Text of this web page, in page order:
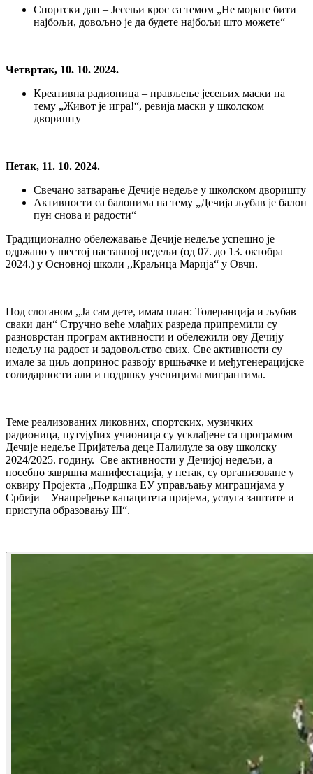
Спортски дан – Јесењи крос са темом „Не морате бити
најбољи, довољно је да будете најбољи што можете“
Четвртак, 10. 10. 2024.
Креативна радионица – прављење јесењих маски на
тему „Живот је игра!“, ревија маски у школском
дворишту
Петак, 11. 10. 2024.
Свечано затварање Дечије недеље у школском дворишту
Активности са балонима на тему „Дечија љубав је балон
пун снова и радости“
Традиционално обележавање Дечије недеље успешно је
одржано у шестој наставној недељи (од 07. до 13. октобра
2024.) у Основној школи ,,Краљица Марија“ у Овчи.
Под слоганом ,,Ја сам дете, имам план: Толеранција и љубав
сваки дан“ Стручно веће млађих разреда припремили су
разноврстан програм активности и обележили ову Дечију
недељу на радост и задовољство свих. Све активности су
имале за циљ допринос развоју вршњачке и међугенерацијске
солидарности али и подршку ученицима мигрантима.
Теме реализованих ликовних, спортских, музичких
радионица, путујућих учионица су усклађене са програмом
Дечије недеље Пријатеља деце Палилуле за ову школску
2024/2025. годину. Све активности у Дечијој недељи, а
посебно завршна манифестација, у петак, су организоване у
оквиру Пројекта „Подршка ЕУ управљању миграцијама у
Србији – Унапређење капацитета пријема, услуга заштите и
приступа образовању III“.